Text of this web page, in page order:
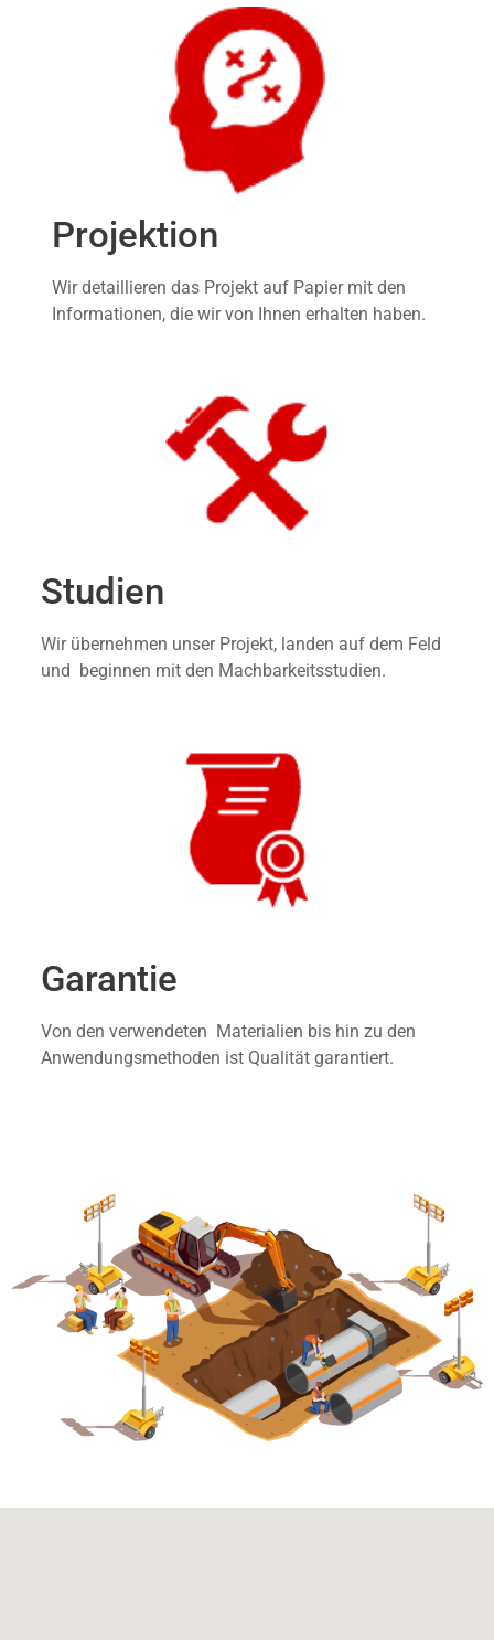
Projektion
Wir detaillieren das Projekt auf Papier mit den
Informationen, die wir von Ihnen erhalten haben.
Studien
Wir übernehmen unser Projekt, landen auf dem Feld
und beginnen mit den Machbarkeitsstudien.
Garantie
Von den verwendeten Materialien bis hin zu den
Anwendungsmethoden ist Qualität garantiert.